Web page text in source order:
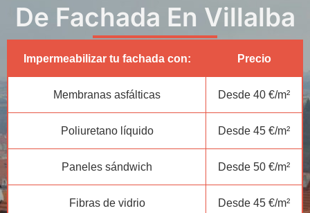
De Fachada En Villalba
Impermeabilizar tu fachada con: Precio
Membranas asfálticas Desde 40 €/m²
Poliuretano líquido Desde 45 €/m²
Paneles sándwich Desde 50 €/m²
Fibras de vidrio Desde 45 €/m²